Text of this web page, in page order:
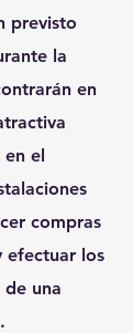
previsto
la
en
en el
compras
efectuar los
una